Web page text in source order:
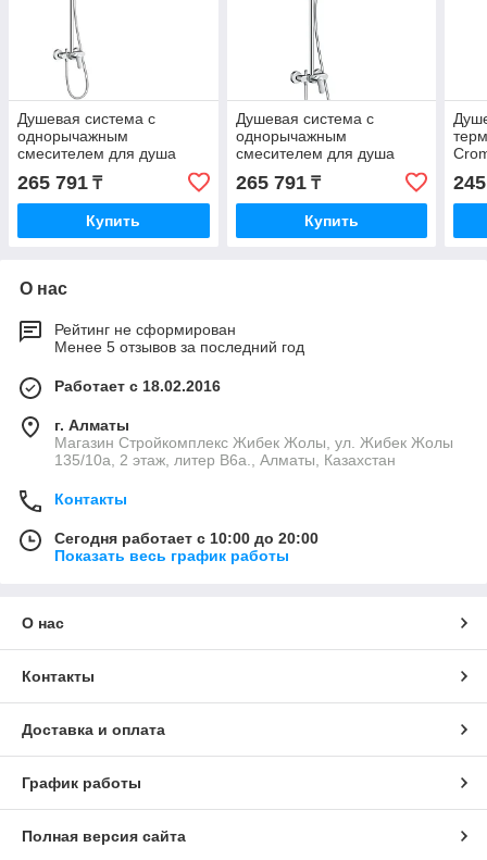
Душевая система с
однорычажным
смесителем для душа
Crometta S Showerpipe
240 1jet HG27269000
265 791 ₸
Купить
Душевая система с
однорычажным
смесителем для душа
Crometta E Crometta E 240
1jet Showerpipe
HG27284000
265 791₸
Купить
О нас
Рейтинг не сформирован
Менее 5 отзывов за последний год
Работает с 18.02.2016
г. Алматы
Магазин Стройкомплекс Жибек Жолы, ул. Жибек Жолы
135/10а, 2 этаж, литер В6а., Алматы, Казахстан
Контакты
Сегодня работает с 10:00 до 20:00
Показать весь график работы
О нас
Контакты
Доставка и оплата
График работы
Полная версия сайта